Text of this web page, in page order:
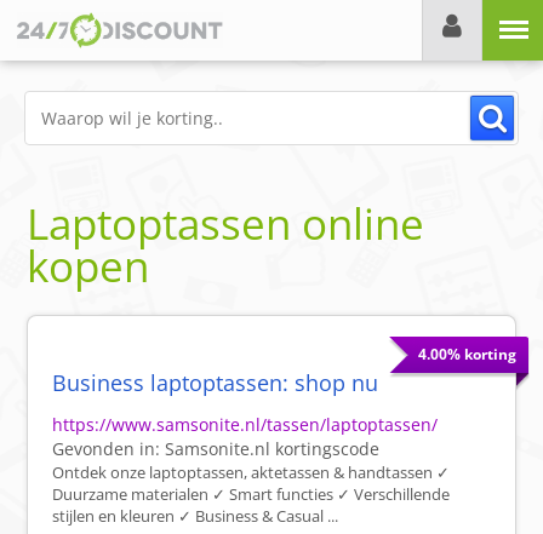
Laptoptassen online
kopen
4.00% korting
Business laptoptassen: shop nu
https://www.samsonite.nl/tassen/laptoptassen/
Gevonden in:Samsonite.nl kortingscode
Ontdek onze laptoptassen, aktetassen & handtassen ✓
Duurzame materialen ✓ Smart functies ✓ Verschillende
stijlen en kleuren ✓ Business & Casual ...